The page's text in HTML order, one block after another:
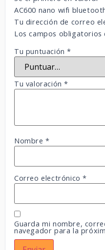
AC600 nano wifi
Tu dirección de correo
Los campos obligatorios
Tu puntuación*
Tu valoración*
Nombre*
Correo electrónico*
Guarda mi nombre,
navegador para la